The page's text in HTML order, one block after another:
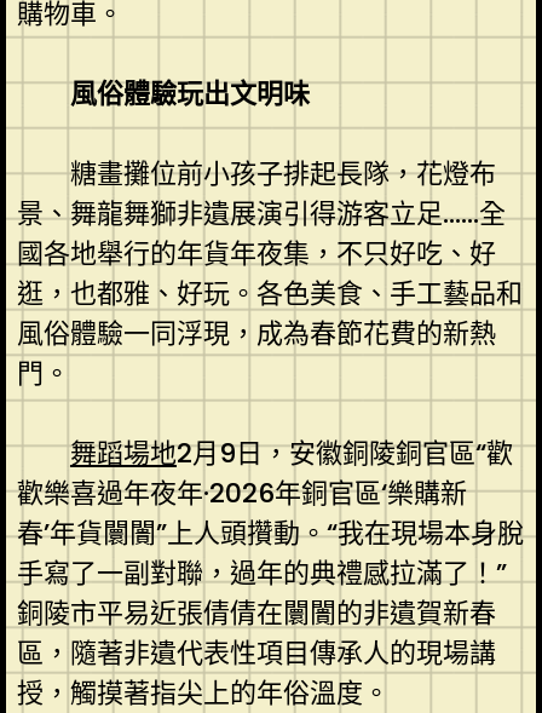
購物車。
風俗體驗玩出文明味
糖畫攤位前小孩子排起長隊，花燈布
景、舞龍舞獅非遺展演引得游客立足……全
國各地舉行的年貨年夜集，不只好吃、好
逛，也都雅、好玩。各色美食、手工藝品和
風俗體驗一同浮現，成為春節花費的新熱
門。
舞蹈場地2月9日，安徽銅陵銅官區“歡
歡樂喜過年夜年·2026年銅官區‘樂購新
春’年貨闤闠”上人頭攢動。“我在現場本身脫
手寫了一副對聯，過年的典禮感拉滿了！”
銅陵市平易近張倩倩在闤闠的非遺賀新春
區，隨著非遺代表性項目傳承人的現場講
授，觸摸著指尖上的年俗溫度。